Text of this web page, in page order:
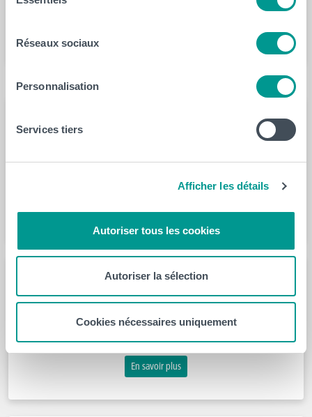
Réseaux sociaux
Personnalisation
Services tiers
Afficher les détails
Autoriser tous les cookies
Autoriser la sélection
Cookies nécessaires uniquement
Ils ont travaillé pour nous
Céline Bruni
Stéphanie Dehouck
En savoir plus